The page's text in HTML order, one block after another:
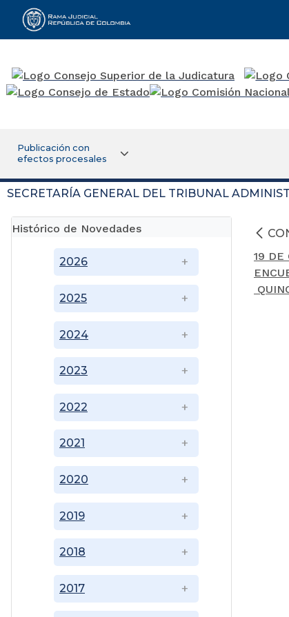
Rama Judicial
Publicación con
efectos procesales
SECRETARÍA GENERAL DEL TRIBUNAL
Histórico de Novedades
2017
2018
2019
2020
2021
2022
2023
2024
2025
2026
19 DE